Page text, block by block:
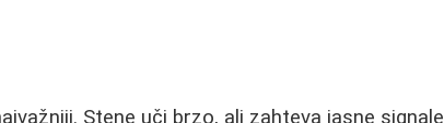
Stene uči brzo, ali zahteva jasne signale